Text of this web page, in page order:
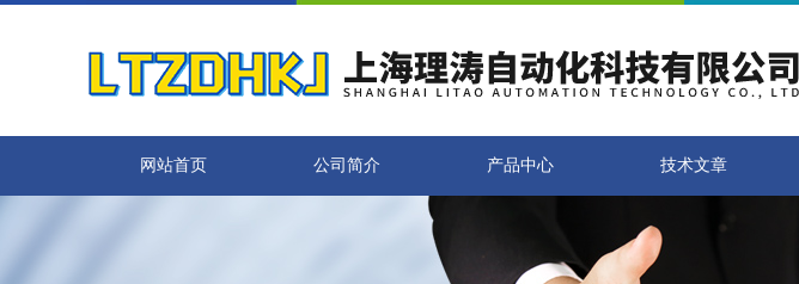
网站首页 公司简介 产品中心 技术文章